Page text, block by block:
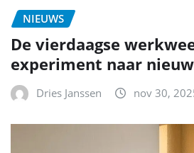
NIEUWS
De vierdaagse
experiment naar
Dries Janssen nov 30,